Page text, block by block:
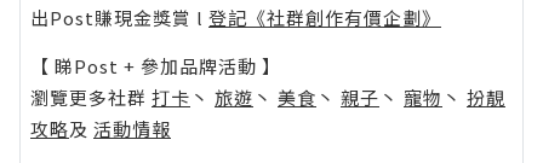
出Post賺現金獎賞 l 登記《社群創作有價企劃》
【 睇Post + 參加品牌活動 】
瀏覽更多社群 打卡 丶 旅遊 丶 美食 丶 親子 丶 寵物 丶 扮靚
攻略及 活動情報